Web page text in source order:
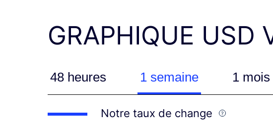
GRAPHIQUE USD
Notre taux de change
48 heures 1 semaine 1 mois